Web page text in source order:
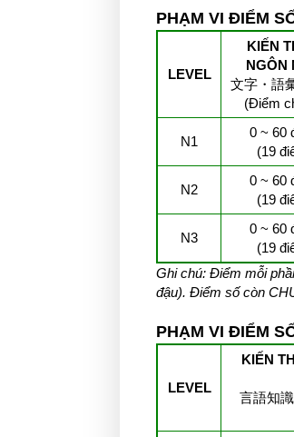
PHẠM VI ĐIỂM
LEVEL
KIẾN
NGÔN
文字・語
(Điểm
N1
0 ~ 60
(19
N2
0 ~ 60
(19
N3
0 ~ 60
(19
Ghi chú: Điểm mỗi
đậu). Điểm số còn
PHẠM VI ĐIỂM
LEVEL
KIẾN
言語知